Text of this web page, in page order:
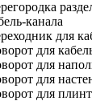
канала
для
для
для
для
для